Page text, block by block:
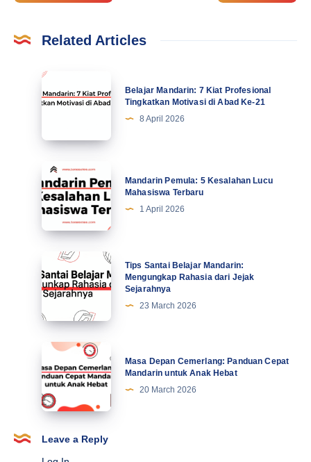
Related Articles
Belajar
Mandarin:
Profesional
Tingkatkan
Motivasi
di
Abad
Ke-
Belajar Mandarin: 7 Kiat Profesional
Tingkatkan Motivasi di Abad Ke-21
8 April 2026
Mandarin
Pemula:
5
Kesalahan
Lucu
Mahasiswa
Terbaru
Mandarin Pemula: 5 Kesalahan Lucu
Mahasiswa Terbaru
1 April 2026
Tips
Santai
Belajar
Mandarin:
Mengungkap
Rahasia
dari
Jejak
Sejarahnya
Tips Santai Belajar Mandarin:
Mengungkap Rahasia dari Jejak
Sejarahnya
23 March 2026
Masa
Depan
Cemerlang:
Panduan
Cepat
Mandarin
Masa Depan Cemerlang: Panduan Cepat
Mandarin untuk Anak Hebat
20 March 2026
Leave a Reply